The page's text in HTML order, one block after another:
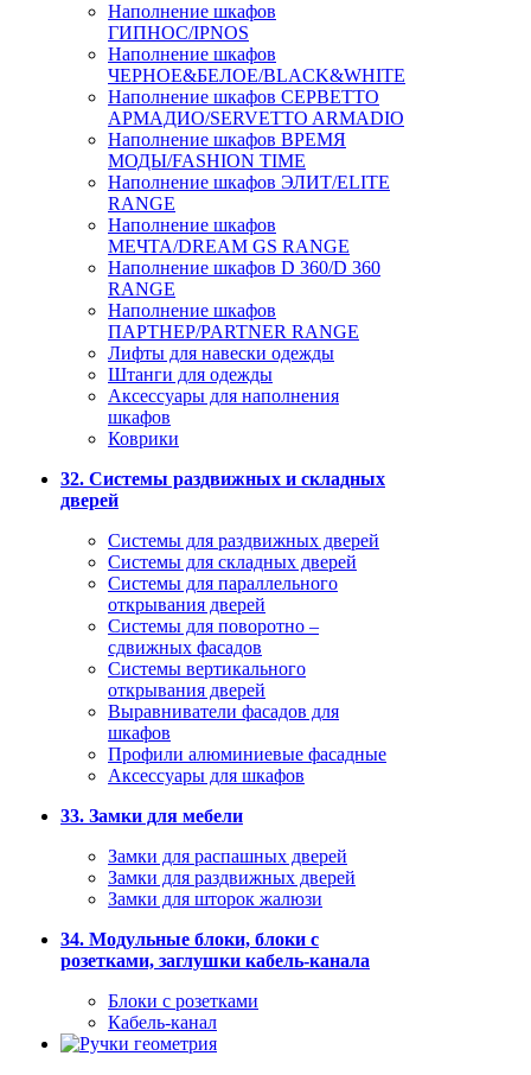
Наполнение шкафов
ГИПНОС/IPNOS
Наполнение шкафов
ЧЕРНОЕ&БЕЛОЕ/BLACK&WHITE
Наполнение шкафов СЕРВЕТТО
АРМАДИО/SERVETTO ARMADIO
Наполнение шкафов ВРЕМЯ
МОДЫ/FASHION TIME
Наполнение шкафов ЭЛИТ/ELITE
RANGE
Наполнение шкафов
МЕЧТА/DREAM GS RANGE
Наполнение шкафов D 360/D 360
RANGE
Наполнение шкафов
ПАРТНЕР/PARTNER RANGE
Лифты для навески одежды
Штанги для одежды
Аксессуары для наполнения
шкафов
Коврики
32. Системы раздвижных и складных
дверей
Системы для раздвижных дверей
Системы для складных дверей
Системы для параллельного
открывания дверей
Системы для поворотно –
сдвижных фасадов
Системы вертикального
открывания дверей
Выравниватели фасадов для
шкафов
Профили алюминиевые фасадные
Аксессуары для шкафов
33. Замки для мебели
Замки для распашных дверей
Замки для раздвижных дверей
Замки для шторок жалюзи
34. Модульные блоки, блоки с
розетками, заглушки кабель-канала
Блоки с розетками
Кабель-канал